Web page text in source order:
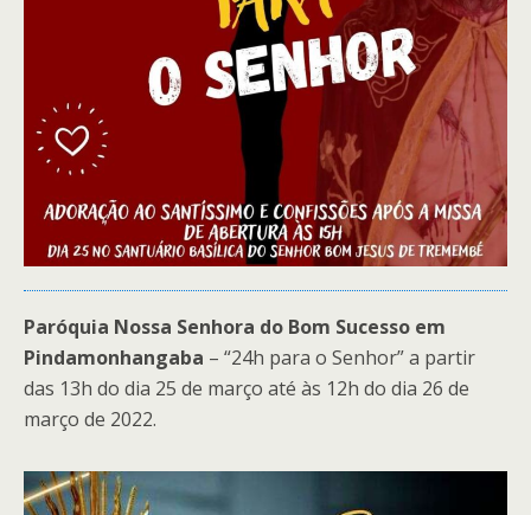
Paróquia Nossa Senhora do Bom Sucesso em
Pindamonhangaba – “24h para o Senhor” a partir
das 13h do dia 25 de março até às 12h do dia 26 de
março de 2022.